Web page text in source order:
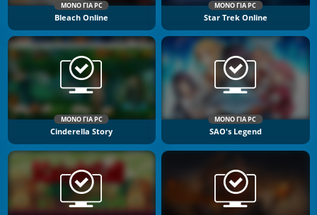
ΜΌΝΟ ΓΙΑ PC
Bleach Online
ΜΌΝΟ ΓΙΑ PC
Star Trek Online
ΜΌΝΟ ΓΙΑ PC
Cinderella Story
ΜΌΝΟ ΓΙΑ PC
SAO's Legend